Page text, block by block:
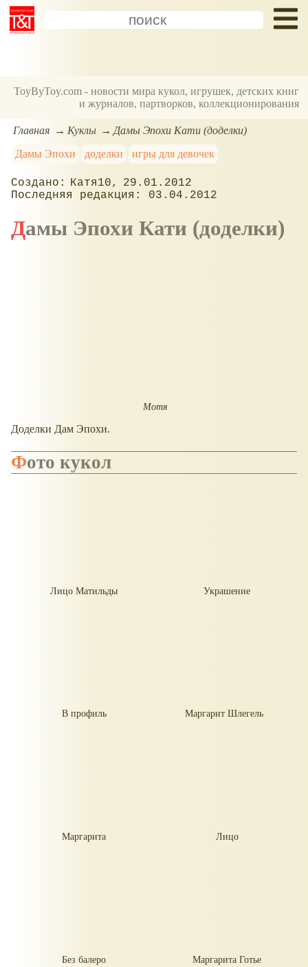
ToyByToy.com - новости мира кукол, игрушек, детских книг
и журналов, партворков, коллекционирования
Главная Куклы
Дамы Эпохи Кати (доделки)
Дамы Эпохи
доделки игры для девочек
Катя10
29.01.2012
03.04.2012
Дамы Эпохи Кати (доделки)
Мотя
Доделки Дам Эпохи.
Фото кукол
Лицо Матильды Украшение
В профиль Маргарит Шлегель
Маргарита Лицо
Без балеро Маргарита Готье